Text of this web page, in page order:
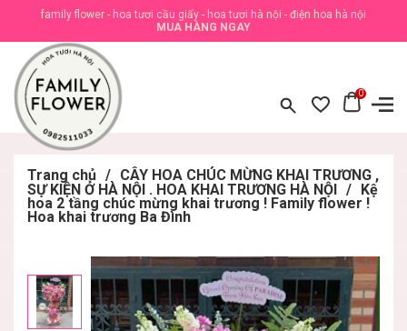
family flower - hoa tươi cầu giấy - hoa tươi hà nội - điện hoa hà nội
MUA HÀNG NGAY
0
Trang chủ / CÂY HOA CHÚC MỪNG KHAI TRƯƠNG ,
SỰ KIỆN Ở HÀ NỘI . HOA KHAI TRƯƠNG HÀ NỘI / Kệ
hoa 2 tầng chúc mừng khai trương ! Family flower !
Hoa khai trương Ba Đình